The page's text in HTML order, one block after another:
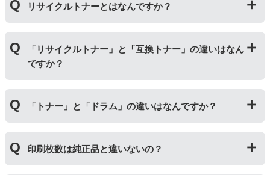
リサイクルトナーとはなんですか？
にて洗浄やトナー(粉)充填をしたうえで、再度販売して
いる商品です。
純正品に比べて、印刷代を節約することができます。
「リサイクルトナー」と「互換トナー」の違いはなん
ですか？
ッジを国内で1本づつ丁寧に製造しているため、比較的
不具合の起きにくい商品です。
「互換トナー」は純正品を模して製造された大量生産さ
れた商品のため、お求めやすい価格になっております。
「トナー」と「ドラム」の違いはなんですか？
ートリッジのことです。「ドラム(感光体ユニット)」は
トナーを用紙に写すためのもので、トナーカートリッジ
印刷枚数は純正品と違いないの？